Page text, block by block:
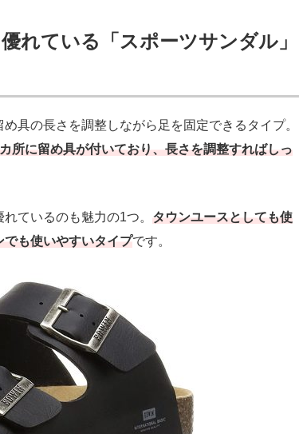
れている「スポーツサンダル」
具の長さを調整しながら足を固定できるタイプ。
所に留め具が付いており、長さを調整すればしっ
ているのも魅力の1つ。 タウンユースとしても使
も使いやすいタイプです。